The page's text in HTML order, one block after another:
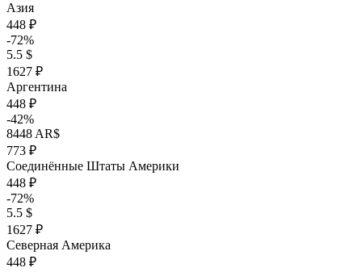
Азия
448 ₽
-72%
5.5 $
1627 ₽
Аргентина
448 ₽
-42%
8448 AR$
773 ₽
Соединённые Штаты Америки
448 ₽
-72%
5.5 $
1627 ₽
Северная Америка
448 ₽